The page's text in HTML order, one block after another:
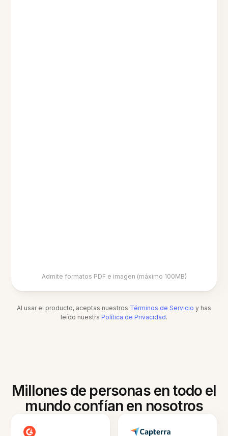
Admite formatos PDF e imagen (máximo 100MB)
Al usar el producto, aceptas nuestros Términos de Servicio y has
leído nuestra Política de Privacidad.
Millones de personas en todo el
mundo confían en nosotros